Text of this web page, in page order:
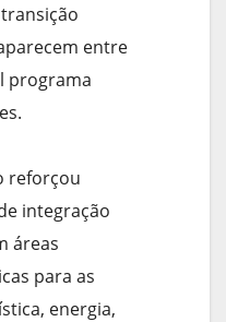
entre
programa
reforçou
integração
áreas
para as
energia,